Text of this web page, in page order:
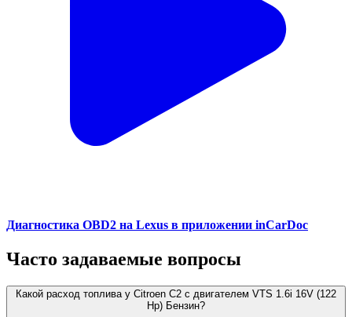
Диагностика OBD2 на Lexus в приложении inCarDoc
Часто задаваемые вопросы
Какой расход топлива у Citroen C2 с двигателем VTS 1.6i 16V (122
Hp) Бензин?